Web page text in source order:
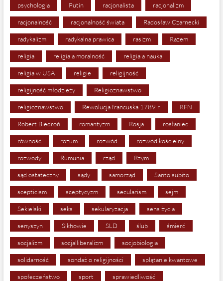
psychologia Putin racjonalista racjonalizm
racjonalność racjonalność świata Radosław Czarnecki
radykalizm radykalna prawica rasizm Razem
religia religia a moralność religia a nauka
religia w USA religie religijność
religijność młodzieży Religioznawstwo
religioznawstwo Rewolucja francuska 1789 r. RFN
Robert Biedroń romantyzm Rosja rosłaniec
równość rozum rozwód rozwód kościelny
rozwody Rumunia rząd Rzym
sąd ostateczny sądy samorząd Santo subito
scepticism sceptycyzm secularism sejm
Sekielski seks sekularyzacja sens życia
senyszyn Sikhowie SLD ślub śmierć
socjalizm socjalliberalizm socjobiologia
solidarność sondaż o religijności splątanie kwantowe
społeczeństwo sport sprawiedliwość